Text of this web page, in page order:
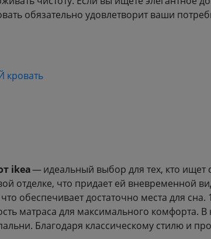
обязательно удовлетворит ваши
кровать
ikea— идеальный выбор для тех, кто ищет
отделке, что придает ей вневременной
обеспечивает достаточно места для
матраса для максимального комфорта.
Благодаря классическому стилю и